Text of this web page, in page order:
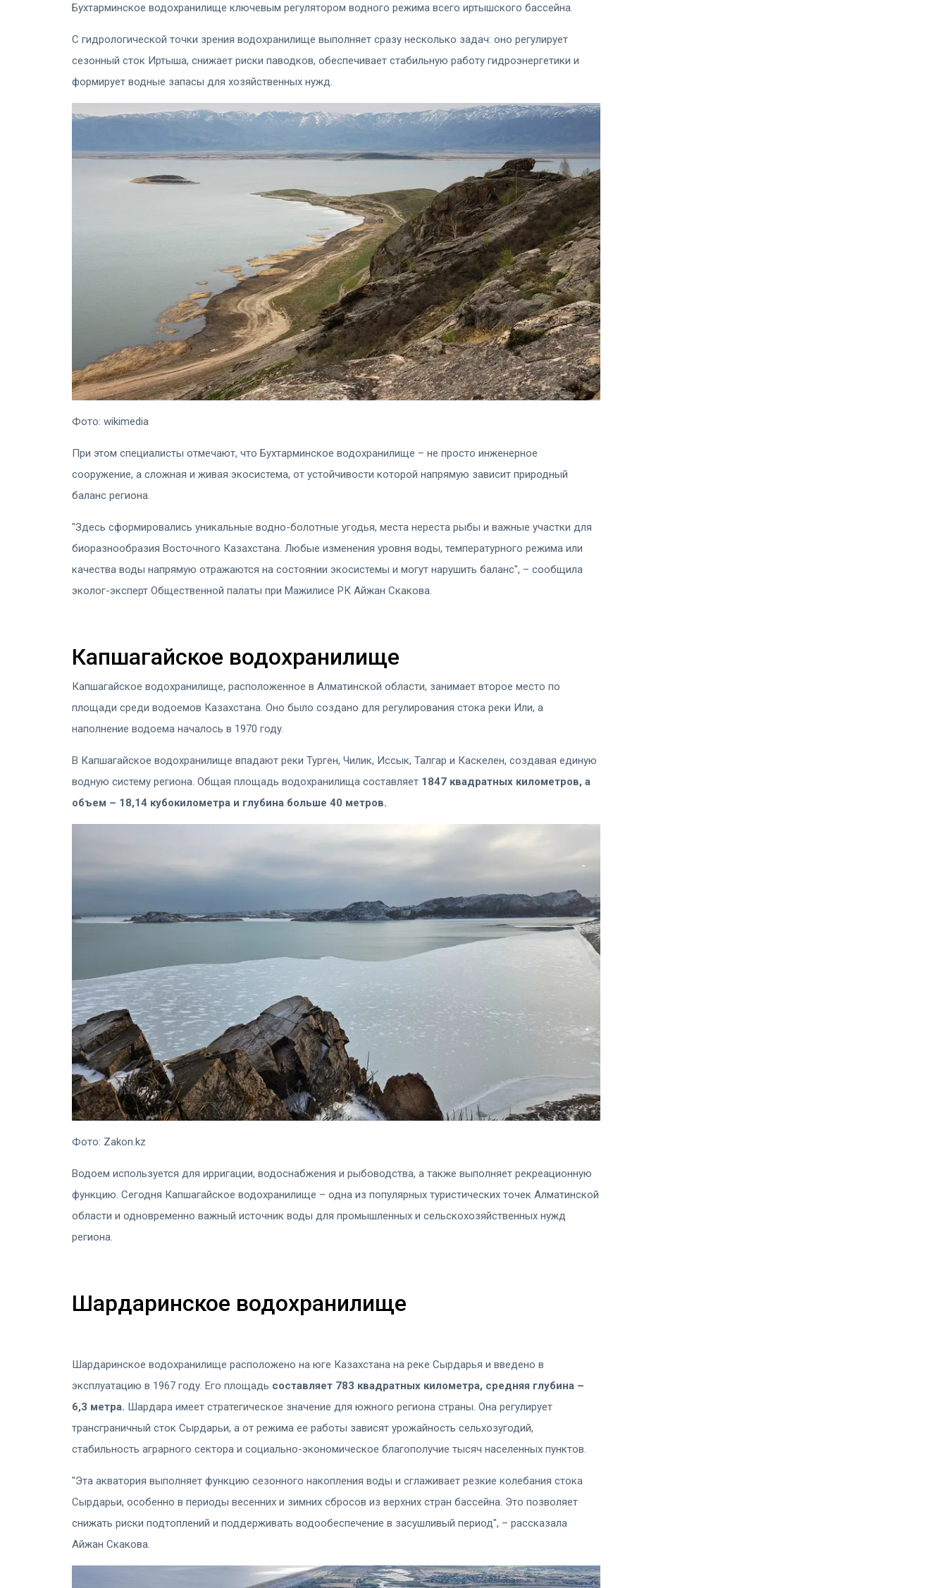
Бухтарминское водохранилище ключевым регулятором водного режима всего иртышского бассейна.
С гидрологической точки зрения водохранилище выполняет сразу несколько задач: оно регулирует
сезонный сток Иртыша, снижает риски паводков, обеспечивает стабильную работу гидроэнергетики и
формирует водные запасы для хозяйственных нужд.
Фото: wikimedia
При этом специалисты отмечают, что Бухтарминское водохранилище – не просто инженерное
сооружение, а сложная и живая экосистема, от устойчивости которой напрямую зависит природный
баланс региона.
"Здесь сформировались уникальные водно-болотные угодья, места нереста рыбы и важные участки для
биоразнообразия Восточного Казахстана. Любые изменения уровня воды, температурного режима или
качества воды напрямую отражаются на состоянии экосистемы и могут нарушить баланс", – сообщила
эколог-эксперт Общественной палаты при Мажилисе РК Айжан Скакова.
Капшагайское водохранилище
Капшагайское водохранилище, расположенное в Алматинской области, занимает второе место по
площади среди водоемов Казахстана. Оно было создано для регулирования стока реки Или, а
наполнение водоема началось в 1970 году.
В Капшагайское водохранилище впадают реки Турген, Чилик, Иссык, Талгар и Каскелен, создавая единую
водную систему региона. Общая площадь водохранилища составляет 1847 квадратных километров, а
объем – 18,14 кубокилометра и глубина больше 40 метров.
Фото: Zakon.kz
Водоем используется для ирригации, водоснабжения и рыбоводства, а также выполняет рекреационную
функцию. Сегодня Капшагайское водохранилище – одна из популярных туристических точек Алматинской
области и одновременно важный источник воды для промышленных и сельскохозяйственных нужд
региона.
Шардаринское водохранилище
Шардаринское водохранилище расположено на юге Казахстана на реке Сырдарья и введено в
эксплуатацию в 1967 году. Его площадь составляет 783 квадратных километра, средняя глубина –
6,3 метра. Шардара имеет стратегическое значение для южного региона страны. Она регулирует
трансграничный сток Сырдарьи, а от режима ее работы зависят урожайность сельхозугодий,
стабильность аграрного сектора и социально-экономическое благополучие тысяч населенных пунктов.
"Эта акватория выполняет функцию сезонного накопления воды и сглаживает резкие колебания стока
Сырдарьи, особенно в периоды весенних и зимних сбросов из верхних стран бассейна. Это позволяет
снижать риски подтоплений и поддерживать водообеспечение в засушливый период", – рассказала
Айжан Скакова.